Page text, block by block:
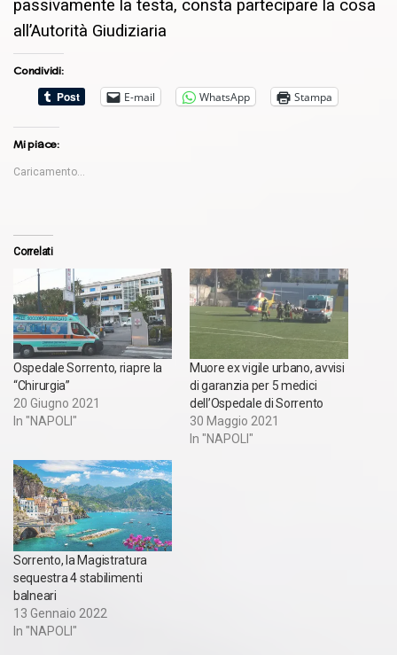
passivamente la testa, consta partecipare la cosa
all’Autorità Giudiziaria
Condividi:
E-mail
WhatsApp Stampa
Mi piace:
Caricamento...
Correlati
Ospedale Sorrento, riapre la
“Chirurgia”
20 Giugno 2021
In "NAPOLI"
Muore ex vigile urbano, avvisi
di garanzia per 5 medici
dell’Ospedale di Sorrento
30 Maggio 2021
In "NAPOLI"
Sorrento, la Magistratura
sequestra 4 stabilimenti
balneari
13 Gennaio 2022
In "NAPOLI"